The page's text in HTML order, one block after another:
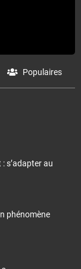
Populaires
s’adapter au
phénomène